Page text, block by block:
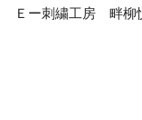
Ｅー刺繍工房 畔柳